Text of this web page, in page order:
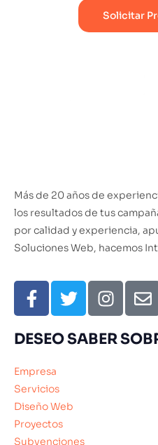
Solicitar
Más de 20 años de
los resultados de tus
por calidad y experiencia,
Soluciones Web, hacemos
DESEO SABER
Empresa
Servicios
Diseño Web
Proyectos
Subvenciones